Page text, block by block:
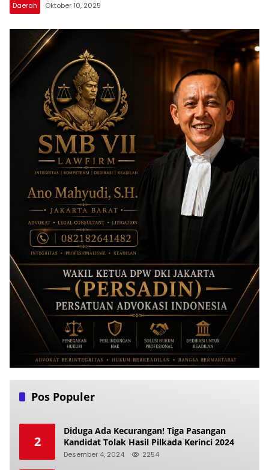
Daerah Oktober 10, 2025
Pos Populer
2
Diduga Ada Kecurangan! Tiga Pasangan
Kandidat Tolak Hasil Pilkada Kerinci 2024
Desember 4, 2024 2254